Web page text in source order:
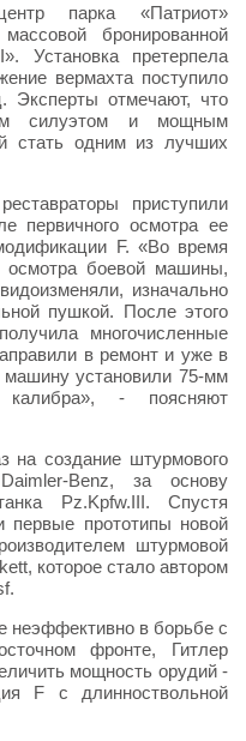
центр парка «Патриот»
бронированной
Установка претерпела
вермахта поступило
Эксперты отмечают, что
силуэтом и мощным
стать одним из лучших
приступили
первичного осмотра ее
F. «Во время
осмотра боевой машины,
изначально
пушкой. После этого
многочисленные
в ремонт и уже в
установили 75-мм
- поясняют
на создание штурмового
Benz, за основу
Pz.Kpfw.III. Спустя
первые прототипы новой
штурмовой
которое стало автором
неэффективно в борьбе с
фронте, Гитлер
мощность орудий -
F с длинноствольной